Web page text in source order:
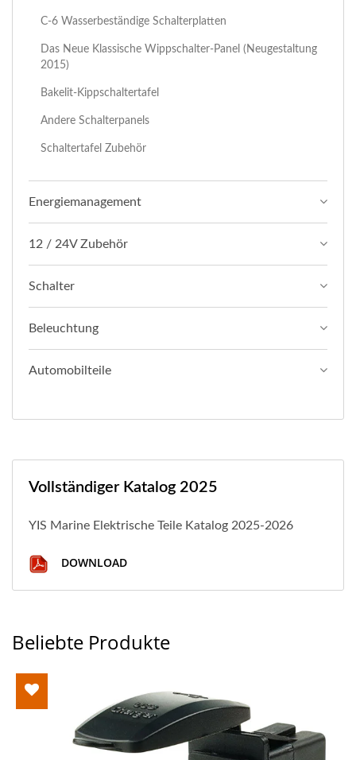
C-6 Wasserbeständige Schalterplatten
Das Neue Klassische Wippschalter-Panel (Neugestaltung
2015)
Bakelit-Kippschaltertafel
Andere Schalterpanels
Schaltertafel Zubehör
Energiemanagement
12 / 24V Zubehör
Schalter
Beleuchtung
Automobilteile
Vollständiger Katalog 2025
YIS Marine Elektrische Teile Katalog 2025-2026
DOWNLOAD
Beliebte Produkte